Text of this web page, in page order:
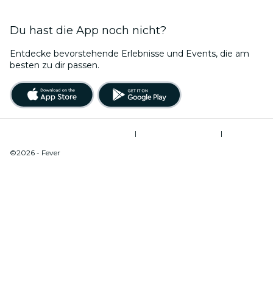
Du hast die App noch nicht?
Entdecke bevorstehende Erlebnisse und Events, die am
besten zu dir passen.
|
|
©2026 - Fever